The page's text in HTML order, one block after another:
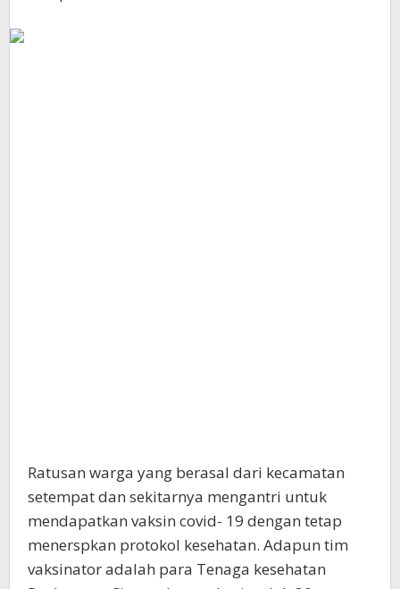
Ratusan warga yang berasal dari kecamatan
setempat dan sekitarnya mengantri untuk
mendapatkan vaksin covid- 19 dengan tetap
menerspkan protokol kesehatan. Adapun tim
vaksinator adalah para Tenaga kesehatan